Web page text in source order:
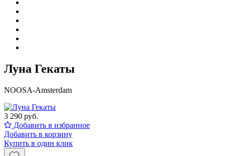
Луна Гекаты
NOOSA-Amsterdam
3 290 руб.
Добавить в избранное
Добавить в корзину
Купить в один клик